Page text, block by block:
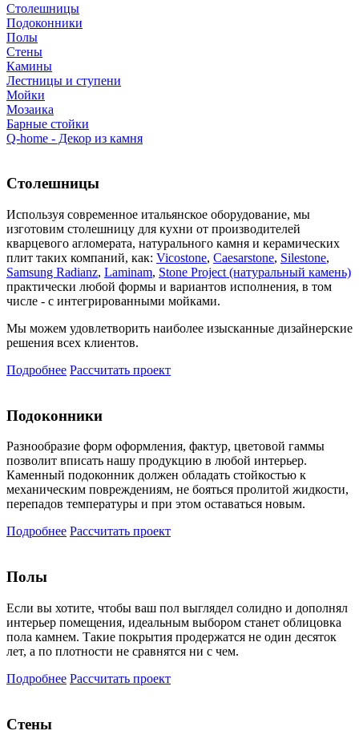
Столешницы
Подоконники
Полы
Стены
Камины
Лестницы и ступени
Мойки
Мозаика
Барные стойки
Q-home - Декор из камня
Столешницы
Используя современное итальянское оборудование, мы
изготовим столешницу для кухни от производителей
кварцевого агломерата, натурального камня и керамических
плит таких компаний, как: Vicostone, Caesarstone, Silestone,
Samsung Radianz, Laminam, Stone Project (натуральный камень)
практически любой формы и вариантов исполнения, в том
числе - с интегрированными мойками.
Мы можем удовлетворить наиболее изысканные дизайнерские
решения всех клиентов.
Подробнее Рассчитать проект
Подоконники
Разнообразие форм оформления, фактур, цветовой гаммы
позволит вписать нашу продукцию в любой интерьер.
Каменный подоконник должен обладать стойкостью к
механическим повреждениям, не бояться пролитой жидкости,
перепадов температуры и при этом оставаться новым.
Подробнее Рассчитать проект
Полы
Если вы хотите, чтобы ваш пол выглядел солидно и дополнял
интерьер помещения, идеальным выбором станет облицовка
пола камнем. Такие покрытия продержатся не один десяток
лет, а по плотности не сравнятся ни с чем.
Подробнее Рассчитать проект
Стены